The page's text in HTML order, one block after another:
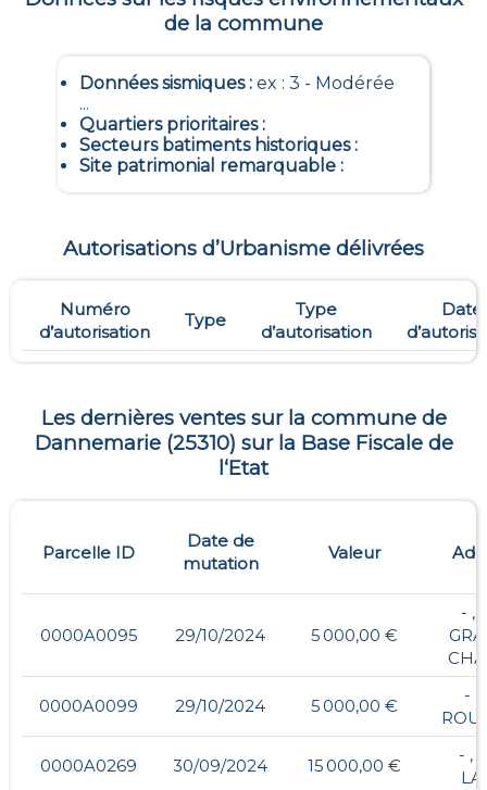
de la commune
Données sismiques: ex : 3 - Modérée
...
Quartiers prioritaires:
Secteurs batiments historiques:
Site patrimonial remarquable:
Autorisations d’Urbanisme délivrées
Numéro
d’autorisation
Type
Type
d’autorisation
Date
Les dernières ventes sur la commune de
Dannemarie(25310) sur la Base Fiscale de
l‘Etat
Parcelle ID
Date de
mutation
Valeur
0000A0095 29/10/2024 5 000,00 €
- ,
0000A0099 29/10/2024 5 000,00 €
- ,
0000A0269 30/09/2024 15 000,00 €
- ,